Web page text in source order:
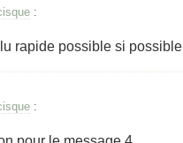
:
rapide possible si possible
: